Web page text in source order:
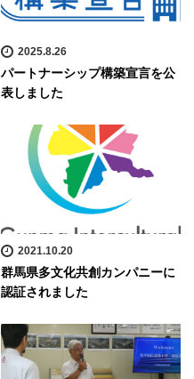
2025.8.26
パートナーシップ構築宣言を公
表しました
2021.10.20
群馬県多文化共創カンパニーに
認証されました